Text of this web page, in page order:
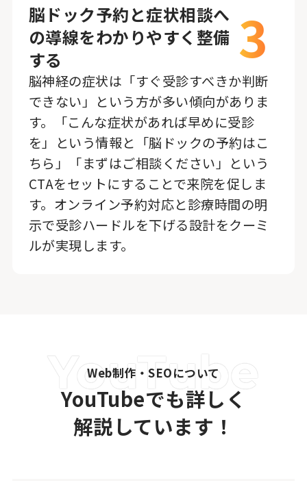
脳ドック予約と症状相談へ
の導線をわかりやすく整備
する
3
脳神経の症状は「すぐ受診すべきか判断
できない」という方が多い傾向がありま
す。「こんな症状があれば早めに受診
を」という情報と「脳ドックの予約はこ
ちら」「まずはご相談ください」という
CTAをセットにすることで来院を促しま
す。オンライン予約対応と診療時間の明
示で受診ハードルを下げる設計をクーミ
ルが実現します。
Web制作・SEOについて
YouTubeでも詳しく
解説しています！